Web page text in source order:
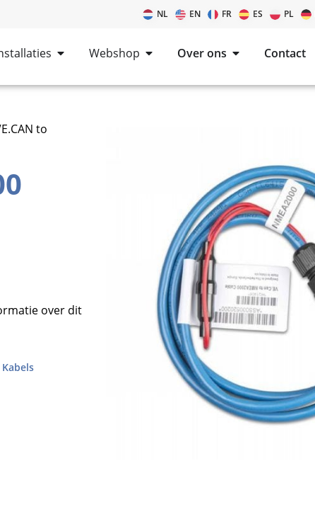
NL EN FR ES PL
Webshop Over ons Contact
to
over dit
Kabels